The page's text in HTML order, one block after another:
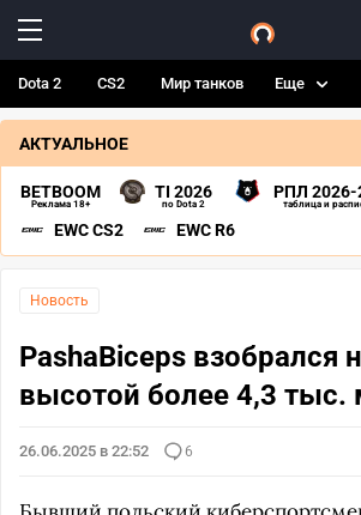
Dota 2 CS2 Мир танков Еще
АКТУАЛЬНОЕ
BETBOOM
Реклама 18+
TI 2026
по Dota 2
РПЛ 2026-
таблица и
EWC CS2 EWC R6
Новость
PashaBiceps взобрался
высотой более 4,3 тыс.
26.06.2025 в 22:52 6